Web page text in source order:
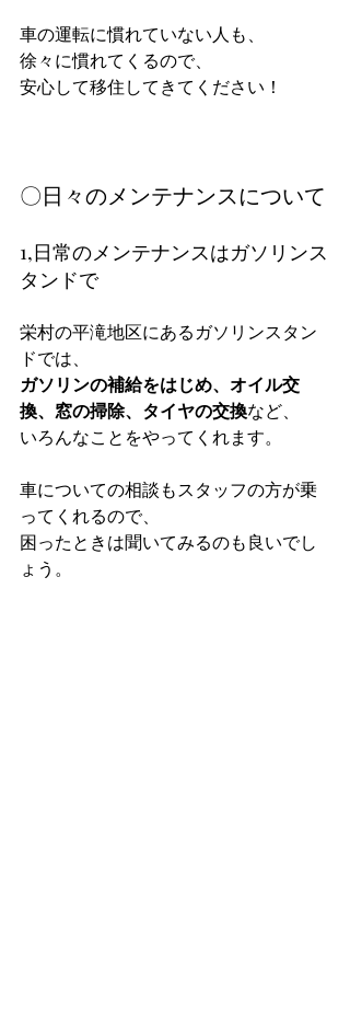
車の運転に慣れていない人も、
徐々に慣れてくるので、
安心して移住してきてください！
〇日々のメンテナンスについて
1,日常のメンテナンスはガソリンス
タンドで
栄村の平滝地区にあるガソリンスタン
ドでは、
ガソリンの補給をはじめ、オイル交
換、窓の掃除、タイヤの交換など、
いろんなことをやってくれます。
車についての相談もスタッフの方が乗
ってくれるので、
困ったときは聞いてみるのも良いでし
ょう。